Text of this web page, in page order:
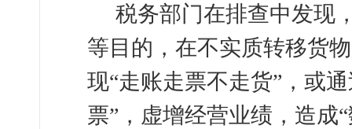
税务部门在排查中发现
等目的，在不实质转移货
现“走账走票不走货”，或
票”，虚增经营业绩，造成